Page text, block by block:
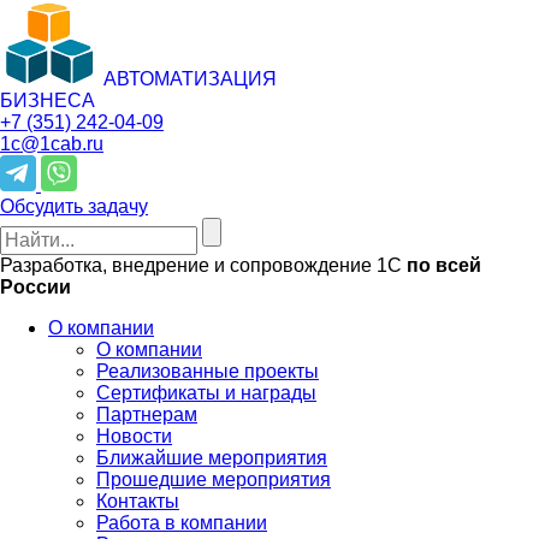
АВТОМАТИЗАЦИЯ
БИЗНЕСА
+7 (351) 242-04-09
1c@1cab.ru
Обсудить задачу
Разработка, внедрение и сопровождение 1С по всей
России
О компании
О компании
Реализованные проекты
Сертификаты и награды
Партнерам
Новости
Ближайшие мероприятия
Прошедшие мероприятия
Контакты
Работа в компании